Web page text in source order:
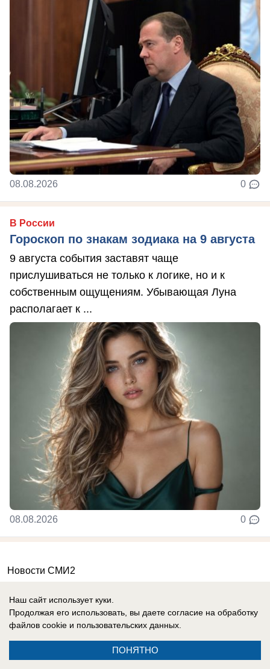
08.08.2026 0
В России
Гороскоп по знакам зодиака на 9 августа
9 августа события заставят чаще
прислушиваться не только к логике, но и к
собственным ощущениям. Убывающая Луна
располагает к ...
08.08.2026 0
Новости СМИ2
Наш сайт использует куки.
Продолжая его использовать, вы даете согласие на обработку
файлов cookie и пользовательских данных.
ПОНЯТНО